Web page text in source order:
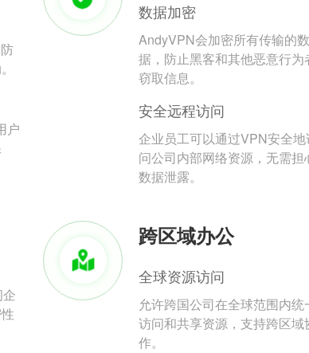
户
数据加密
AndyVPN会加密所有传输的数
据，防止黑客和其他恶意行为
窃取信息。
安全远程访问
企业员工可以通过VPN安全地
问公司内部网络资源，无需担
数据泄露。
跨区域办公
全球资源访问
允许跨国公司在全球范围内统
访问和共享资源，支持跨区域
作。